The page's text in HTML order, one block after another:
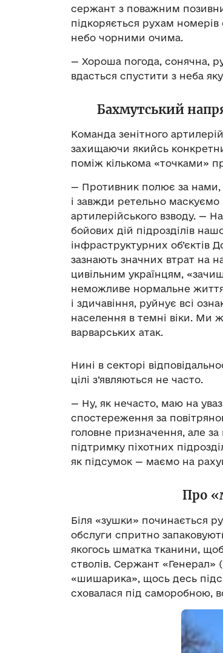
сержант з поважним
підкоряється рухам
небо чорними очима.
— Хороша погода, сонячна,
вдасться спустити з неба
Бахмутський
Команда зенітного
захищаючи якийсь
поміж кількома «точками»
— Противник полює за нами,
і завжди ретельно маскуємо
артилерійського взводу. —
бойових дій підрозділів
інфраструктурних об’єктів
зазнають значних втрат на
цивільним українцям,
неможливе нормальне
і здичавіння, руйнує всі
населення в темні віки. Ми
варварських атак.
Нині в секторі
цілі з’являються не часто.
— Ну, як нечасто, маю на
спостереження за
головне призначення, але
підтримку піхотних
як підсумок — маємо на
Про
Біля «зушки» починається
обслуги спритно
якогось шматка тканини,
стволів. Сержант «Генерал»
«шишарика», щось десь
сховалася під саморобною,